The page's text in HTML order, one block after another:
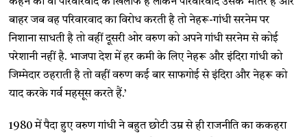
बाहर जब वह परिवारवाद का विरोध करती है तो नेहरू-गांधी सरनेम पर
निशाना साधती है तो वहीं दूसरी ओर वरुण को अपने गांधी सरनेम से कोई
परेशानी नहीं है. भाजपा देश में हर कमी के लिए नेहरू और इंदिरा गांधी को
जिम्मेदार ठहराती है तो वहीं वरुण कई बार साफगोई से इंदिरा और नेहरू को
याद करके गर्व महसूस करते हैं.’
1980 में पैदा हुए वरुण गांधी ने बहुत छोटी उम्र से ही राजनीति का ककहरा